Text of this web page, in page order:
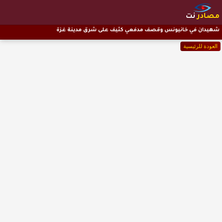
مصادرنت
العودة للرئيسية
شهيدان في خانيونس وقصف مدفعي كثيف على شرق مدينة غزة